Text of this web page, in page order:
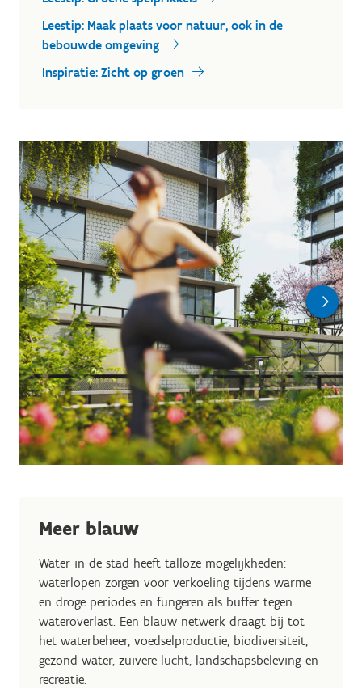
Leestip: Maak plaats voor natuur, ook in de
bebouwde omgeving
Inspiratie: Zicht op groen
Meer blauw
Water in de stad heeft talloze mogelijkheden:
waterlopen zorgen voor verkoeling tijdens warme
en droge periodes en fungeren als buffer tegen
wateroverlast. Een blauw netwerk draagt bij tot
het waterbeheer, voedselproductie, biodiversiteit,
gezond water, zuivere lucht, landschapsbeleving en
recreatie.